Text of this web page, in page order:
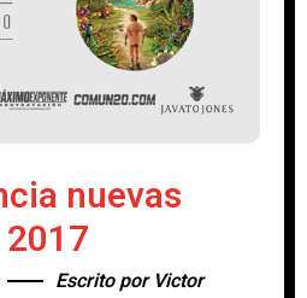
nuevas
Escrito por Victor